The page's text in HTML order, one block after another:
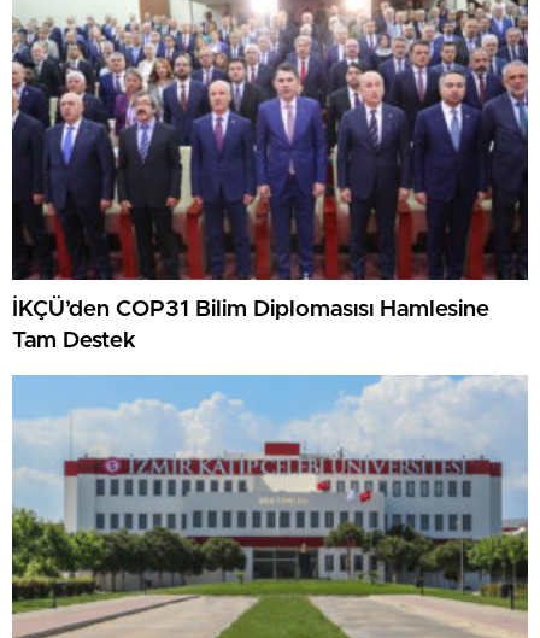
İKÇÜ’den COP31 Bilim Diplomasısı Hamlesine
Tam Destek